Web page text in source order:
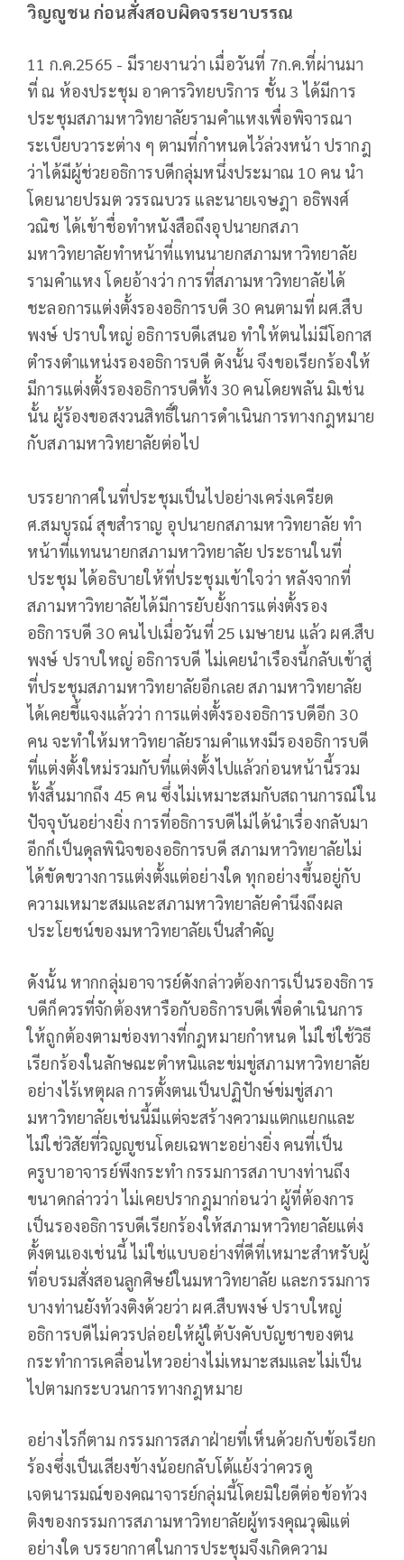
วิญญูชน ก่อนสั่งสอบผิดจรรยาบรรณ
11 ก.ค.2565 - มีรายงานว่า เมื่อวันที่ 7ก.ค.ที่ผ่านมา
ที่ ณ ห้องประชุม อาคารวิทยบริการ ชั้น 3 ได้มีการ
ประชุมสภามหาวิทยาลัยรามคำแหงเพื่อพิจารณา
ระเบียบวาระต่าง ๆ ตามที่กำหนดไว้ล่วงหน้า ปรากฎ
ว่าได้มีผู้ช่วยอธิการบดีกลุ่มหนึ่งประมาณ 10 คน นำ
โดยนายปรมต วรรณบวร และนายเจษฎา อธิพงศ์
วณิช ได้เข้าชื่อทำหนังสือถึงอุปนายกสภา
มหาวิทยาลัยทำหน้าที่แทนนายกสภามหาวิทยาลัย
รามคำแหง โดยอ้างว่า การที่สภามหาวิทยาลัยได้
ชะลอการแต่งตั้งรองอธิการบดี 30 คนตามที่ ผศ.สืบ
พงษ์ ปราบใหญ่ อธิการบดีเสนอ ทำให้ตนไม่มีโอกาส
ตำรงตำแหน่งรองอธิการบดี ดังนั้น จึงขอเรียกร้องให้
มีการแต่งตั้งรองอธิการบดีทั้ง 30 คนโดยพลัน มิเช่น
นั้น ผู้ร้องขอสงวนสิทธิ์ในการดำเนินการทางกฎหมาย
กับสภามหาวิทยาลัยต่อไป
บรรยากาศในที่ประชุมเป็นไปอย่างเคร่งเครียด
ศ.สมบูรณ์ สุขสำราญ อุปนายกสภามหาวิทยาลัย ทำ
หน้าที่แทนนายกสภามหาวิทยาลัย ประธานในที่
ประชุม ได้อธิบายให้ที่ประชุมเข้าใจว่า หลังจากที่
สภามหาวิทยาลัยได้มีการยับยั้งการแต่งตั้งรอง
อธิการบดี 30 คนไปเมื่อวันที่ 25 เมษายน แล้ว ผศ.สืบ
พงษ์ ปราบใหญ่ อธิการบดี ไม่เคยนำเรืองนี้กลับเข้าสู่
ที่ประชุมสภามหาวิทยาลัยอีกเลย สภามหาวิทยาลัย
ได้เคยชี้แจงแล้วว่า การแต่งตั้งรองอธิการบดีอีก 30
คน จะทำให้มหาวิทยาลัยรามคำแหงมีรองอธิการบดี
ที่แต่งตั้งใหม่รวมกับที่แต่งตั้งไปแล้วก่อนหน้านี้รวม
ทั้งสิ้นมากถึง 45 คน ซึ่งไม่เหมาะสมกับสถานการณ์ใน
ปัจจุบันอย่างยิ่ง การที่อธิการบดีไม่ได้นำเรื่องกลับมา
อีกก็เป็นดุลพินิจของอธิการบดี สภามหาวิทยาลัยไม่
ได้ขัดขวางการแต่งตั้งแต่อย่างใด ทุกอย่างขึ้นอยู่กับ
ความเหมาะสมและสภามหาวิทยาลัยคำนึงถึงผล
ประโยชน์ของมหาวิทยาลัยเป็นสำคัญ
ดังนั้น หากกลุ่มอาจารย์ดังกล่าวต้องการเป็นรองธิการ
บดีก็ควรที่จักต้องหารือกับอธิการบดีเพื่อดำเนินการ
ให้ถูกต้องตามช่องทางที่กฎหมายกำหนด ไม่ใช่ใช้วิธี
เรียกร้องในลักษณะตำหนิและข่มขู่สภามหาวิทยาลัย
อย่างไร้เหตุผล การตั้งตนเป็นปฏิปักษ์ข่มขู่สภา
มหาวิทยาลัยเช่นนี้มีแต่จะสร้างความแตกแยกและ
ไม่ใช่วิสัยที่วิญญูชนโดยเฉพาะอย่างยิ่ง คนที่เป็น
ครูบาอาจารย์พึงกระทำ กรรมการสภาบางท่านถึง
ขนาดกล่าวว่า ไม่เคยปรากฎมาก่อนว่า ผู้ที่ต้องการ
เป็นรองอธิการบดีเรียกร้องให้สภามหาวิทยาลัยแต่ง
ตั้งตนเองเช่นนี้ ไม่ใช่แบบอย่างที่ดีที่เหมาะสำหรับผู้
ที่อบรมสั่งสอนลูกศิษย์ในมหาวิทยาลัย และกรรมการ
บางท่านยังท้วงติงด้วยว่า ผศ.สืบพงษ์ ปราบใหญ่
อธิการบดีไม่ควรปล่อยให้ผู้ใต้บังคับบัญชาของตน
กระทำการเคลื่อนไหวอย่างไม่เหมาะสมและไม่เป็น
ไปตามกระบวนการทางกฎหมาย
อย่างไรก็ตาม กรรมการสภาฝ่ายที่เห็นด้วยกับข้อเรียก
ร้องซึ่งเป็นเสียงข้างน้อยกลับโต้แย้งว่าควรดู
เจตนารมณ์ของคณาจารย์กลุ่มนี้โดยมิใยดีต่อข้อท้วง
ติงของกรรมการสภามหาวิทยาลัยผู้ทรงคุณวุฒิแต่
อย่างใด บรรยากาศในการประชุมจึงเกิดความ